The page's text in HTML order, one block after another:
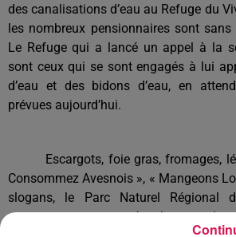
des canalisations d’eau au Refuge du
les nombreux pensionnaires sont
Le Refuge qui a lancé un appel à la
sont ceux qui se sont engagés à lui
d’eau et des bidons d’eau, en
prévues aujourd’hui.
Escargots, foie gras, fromages,
Consommez Avesnois », « Mangeons
slogans, le Parc Naturel Régional
encourage, cette année plus que